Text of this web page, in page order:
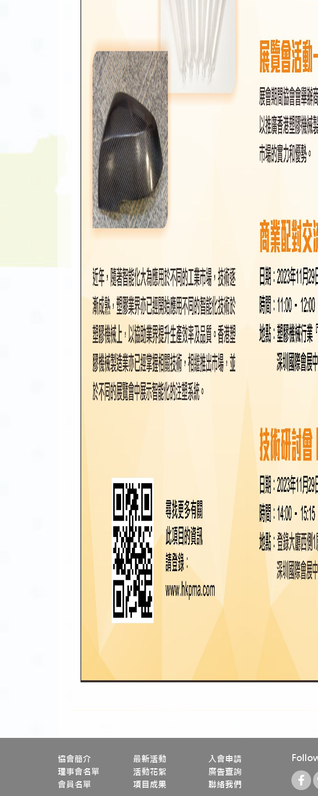
協會簡介
理事會名單
會員名單
最新活動
活動花絮
項目成果
入會申請
廣告查詢
聯絡我們